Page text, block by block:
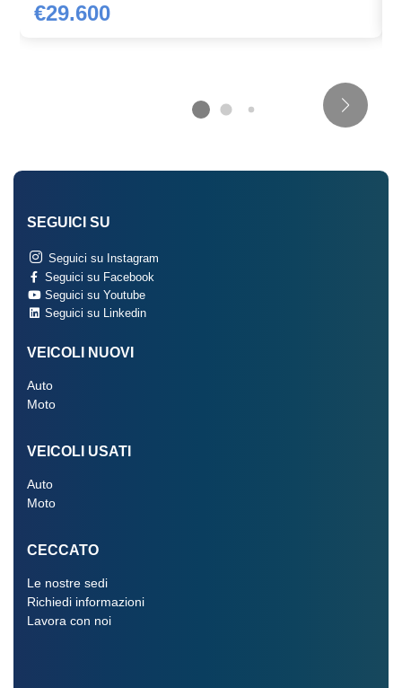
€29.600
SEGUICI SU
Seguici su Instagram
Seguici su Facebook
Seguici su Youtube
Seguici su Linkedin
VEICOLI NUOVI
Auto
Moto
VEICOLI USATI
Auto
Moto
CECCATO
Le nostre sedi
Richiedi informazioni
Lavora con noi